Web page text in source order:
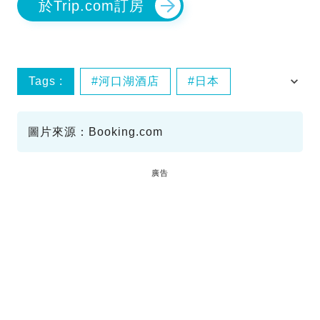
於Trip.com訂房
Tags : 河口湖酒店 日本
圖片來源：Booking.com
廣告